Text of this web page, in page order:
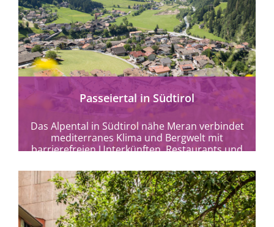
Passeiertal in Südtirol
Das Alpental in Südtirol nähe Meran verbindet
mediterranes Klima und Bergwelt mit
barrierefreien Unterkünften, Restaurants und